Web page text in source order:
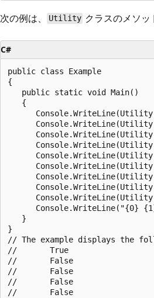
次の例は、 Utility クラスのメソッ
C#
public class Example
{
   public static void Main()
   {
Console.WriteLine("{0}
   }
}
// The example displays the
//       True
//       False
//       False
//       False
//       False